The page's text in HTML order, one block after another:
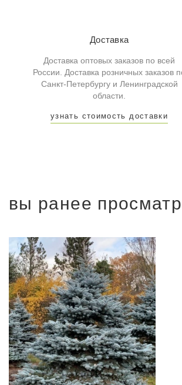
Доставка
Доставка оптовых заказов по всей
России. Доставка розничных заказов
Санкт-Петербургу и Ленинградской
области.
узнать стоимость доставки
вы ранее